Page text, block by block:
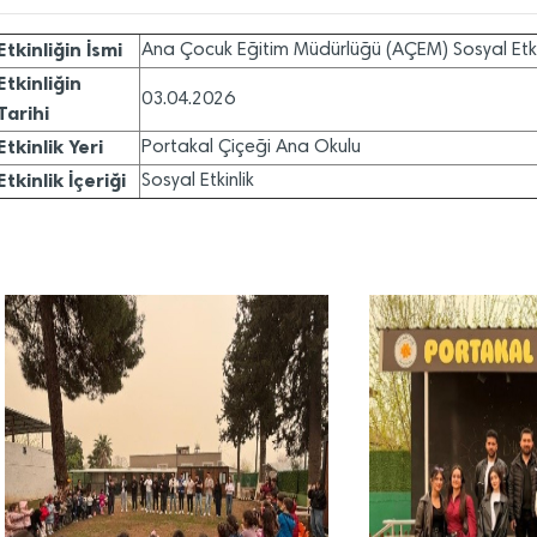
İsmi Ana Çocuk Eğitim Müdürlüğü (AÇEM) Sosyal
03.04.2026
Yeri Portakal Çiçeği Ana Okulu
İçeriği Sosyal Etkinlik